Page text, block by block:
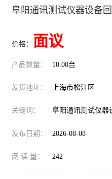
阜阳通讯测试仪器设备
价格： 面议
产品数量： 10.00台
发货地址： 上海市松江区
关键词： 阜阳通讯测试仪器
发布日期： 2026-08-08
阅 读 量： 242